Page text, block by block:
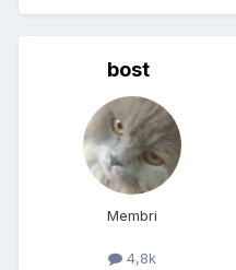
bost
Membri
4,8k